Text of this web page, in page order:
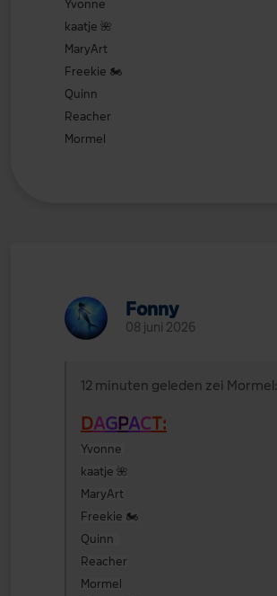
Yvonne
kaatje 🌺
MaryArt
Freekie 🏍️
Quinn
Reacher
Mormel
Fonny
08 juni 2026
12 minuten geleden zei Mormel:
DAG PACT:
Yvonne
kaatje 🌺
MaryArt
Freekie 🏍️
Quinn
Reacher
Mormel